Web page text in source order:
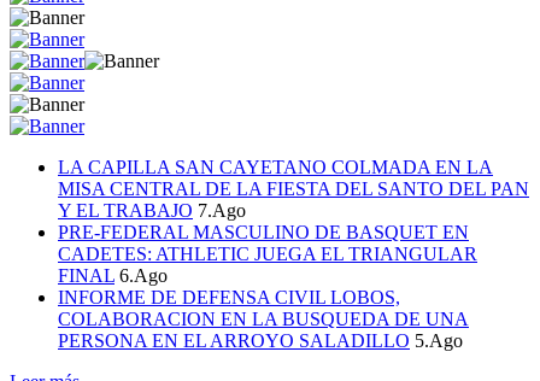
LA CAPILLA SAN CAYETANO COLMADA EN LA
MISA CENTRAL DE LA FIESTA DEL SANTO DEL PAN
Y EL TRABAJO 7.Ago
PRE-FEDERAL MASCULINO DE BASQUET EN
CADETES: ATHLETIC JUEGA EL TRIANGULAR
FINAL 6.Ago
INFORME DE DEFENSA CIVIL LOBOS,
COLABORACION EN LA BUSQUEDA DE UNA
PERSONA EN EL ARROYO SALADILLO 5.Ago